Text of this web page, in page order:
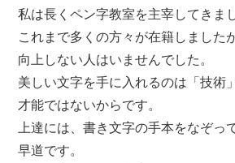
私は長くペン字教室を主宰してきま
これまで多くの方々が在籍しました
向上しない人はいませんでした。
美しい文字を手に入れるのは「技術
才能ではないからです。
上達には、書き文字の手本をなぞっ
早道です。